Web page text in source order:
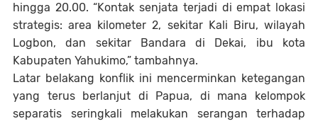
hingga 20.00. “Kontak senjata terjadi di empat lokasi
strategis: area kilometer 2, sekitar Kali Biru, wilayah
Logbon, dan sekitar Bandara di Dekai, ibu kota
Kabupaten Yahukimo,” tambahnya.
Latar belakang konflik ini mencerminkan ketegangan
yang terus berlanjut di Papua, di mana kelompok
separatis seringkali melakukan serangan terhadap